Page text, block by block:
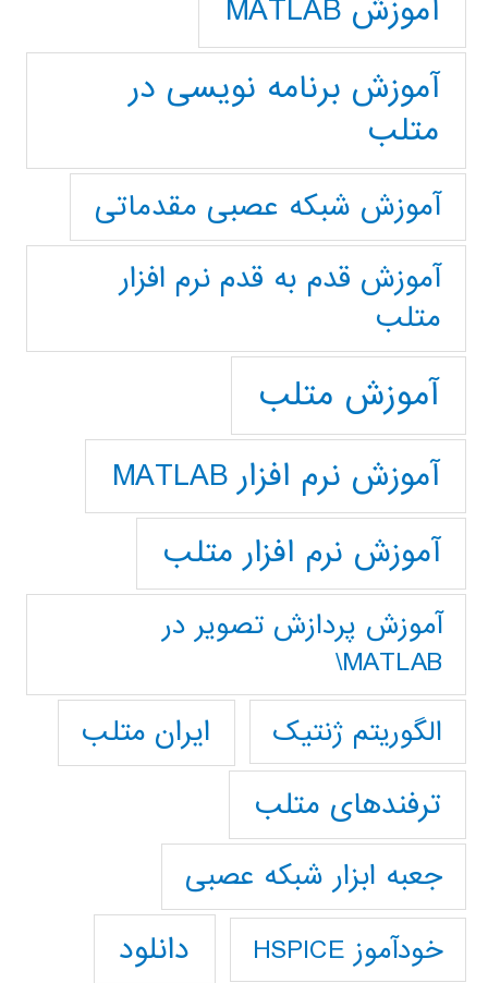
آموزش MATLAB
آموزش برنامه نویسی در
متلب
آموزش شبکه عصبی مقدماتی
آموزش قدم به قدم نرم افزار
متلب
آموزش متلب
آموزش نرم افزار MATLAB
آموزش نرم افزار متلب
آموزش پردازش تصوير در
MATLAB\
الگوریتم ژنتیک
ایران متلب
ترفندهای متلب
جعبه ابزار شبکه عصبی
خودآموز HSPICE دانلود